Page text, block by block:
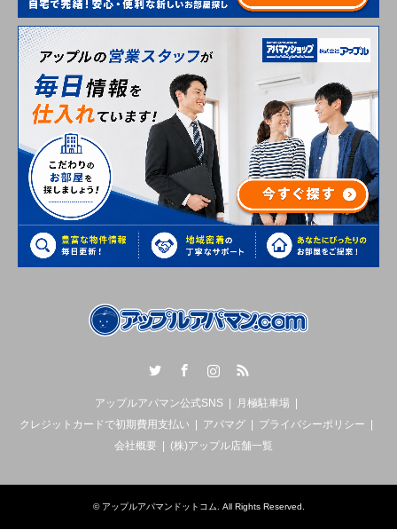
RSS
アップルアパマン公式SNS
月極駐車場
クレジットカードで初期費用支払い
アパマグ
プライバシーポリシー
会社概要
(株)アップル店舗一覧
© アップルアパマンドットコム. All Rights Reserved.